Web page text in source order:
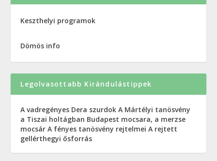
Keszthelyi programok
Dömös info
Legolvasottabb Kirándulástippek
A vadregényes Dera szurdok A Mártélyi tanösvény
a Tiszai holtágban Budapest mocsara, a merzse
mocsár A fényes tanösvény rejtelmei A rejtett
gellérthegyi ősforrás